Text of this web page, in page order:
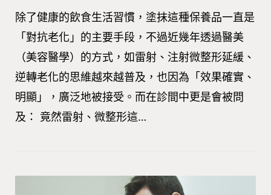
除了健康的飲食生活習慣，塗抹這種保養品一直是
「對抗老化」的主要手段，不過近幾年透過醫美
（美容醫學）的方式，如雷射、注射微整形延緩、
逆轉老化的思維越來越普及，也因為「效果確實、
明顯」，廣泛地被接受。而在診間中更是會被問
及： 竟然雷射、微整形這…